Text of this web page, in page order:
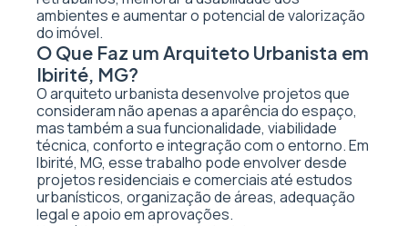
ambientes e aumentar o potencial de valorização
do imóvel.
O Que Faz um Arquiteto Urbanista em
Ibirité, MG?
O arquiteto urbanista desenvolve projetos que
consideram não apenas a aparência do espaço,
mas também a sua funcionalidade, viabilidade
técnica, conforto e integração com o entorno. Em
Ibirité, MG, esse trabalho pode envolver desde
projetos residenciais e comerciais até estudos
urbanísticos, organização de áreas, adequação
legal e apoio em aprovações.